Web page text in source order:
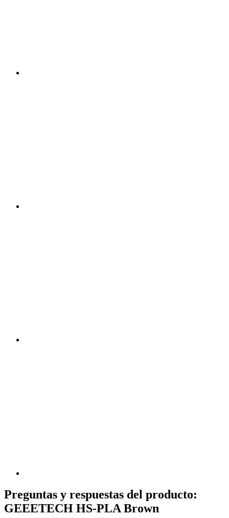
Preguntas y respuestas del producto:
GEEETECH HS-PLA Brown